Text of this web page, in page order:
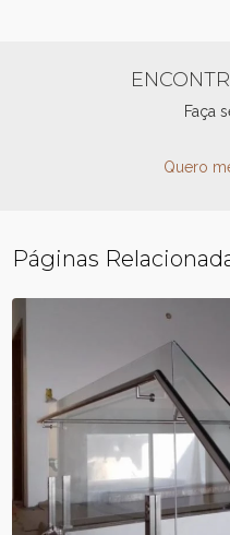
Faça
Quero
Páginas